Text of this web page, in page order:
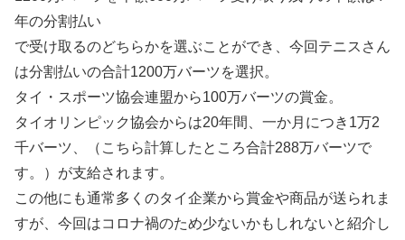
年の分割払い
で受け取るのどちらかを選ぶことができ、今回テニスさん
は分割払いの合計1200万バーツを選択。
タイ・スポーツ協会連盟から100万バーツの賞金。
タイオリンピック協会からは20年間、一か月につき1万2
千バーツ、（こちら計算したところ合計288万バーツで
す。）が支給されます。
この他にも通常多くのタイ企業から賞金や商品が送られま
すが、今回はコロナ禍のため少ないかもしれないと紹介し